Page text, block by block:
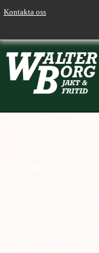
Kontakta oss